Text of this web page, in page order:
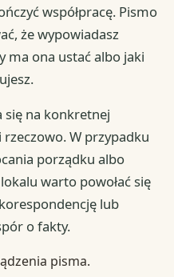
współpracę. Pismo
że wypowiadasz
ma ona ustać albo jaki
się na konkretnej
rzeczowo. W przypadku
porządku albo
warto powołać się
lub
o fakty.
pisma.